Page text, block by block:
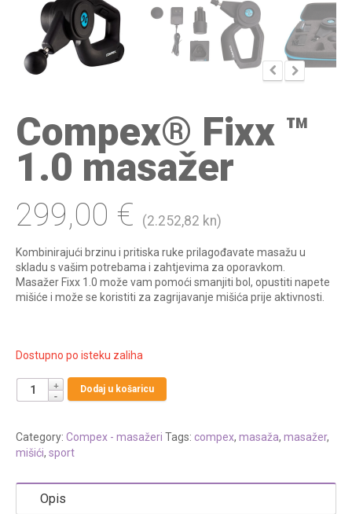
Compex® Fixx ™
1.0 masažer
299,00 € (2.252,82 kn)
Kombinirajući brzinu i pritiska ruke prilagođavate masažu u
skladu s vašim potrebama i zahtjevima za oporavkom.
Masažer Fixx 1.0 može vam pomoći smanjiti bol, opustiti napete
mišiće i može se koristiti za zagrijavanje mišića prije aktivnosti.
Dostupno po isteku zaliha
Dodaj u košaricu
Category: Compex - masažeri Tags: compex, masaža, masažer,
mišići, sport
Opis